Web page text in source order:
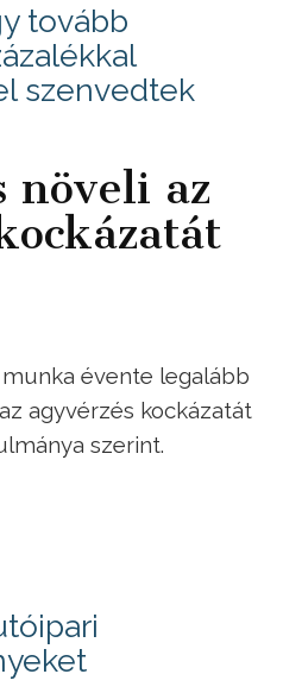
tovább
szenvedtek
növeli az
évente legalább
agyvérzés kockázatát
szerint.